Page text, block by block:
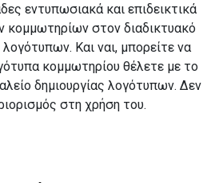
εντυπωσιακά και επιδεικτικά
στον διαδικτυακό
Και ναι, μπορείτε να
κομμωτηρίου θέλετε με το
δημιουργίας λογότυπων. Δεν
στη χρήση του.